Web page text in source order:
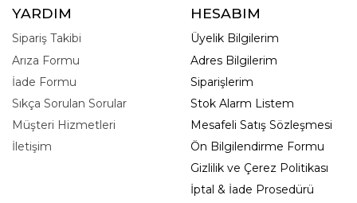
YARDIM
Sipariş Takibi
Arıza Formu
İade Formu
Sıkça Sorulan Sorular
Müşteri Hizmetleri
İletişim
HESABIM
Üyelik Bilgilerim
Adres Bilgilerim
Siparişlerim
Stok Alarm Listem
Mesafeli Satış Sözleşmesi
Ön Bilgilendirme Formu
Gizlilik ve Çerez Politikası
İptal & İade Prosedürü